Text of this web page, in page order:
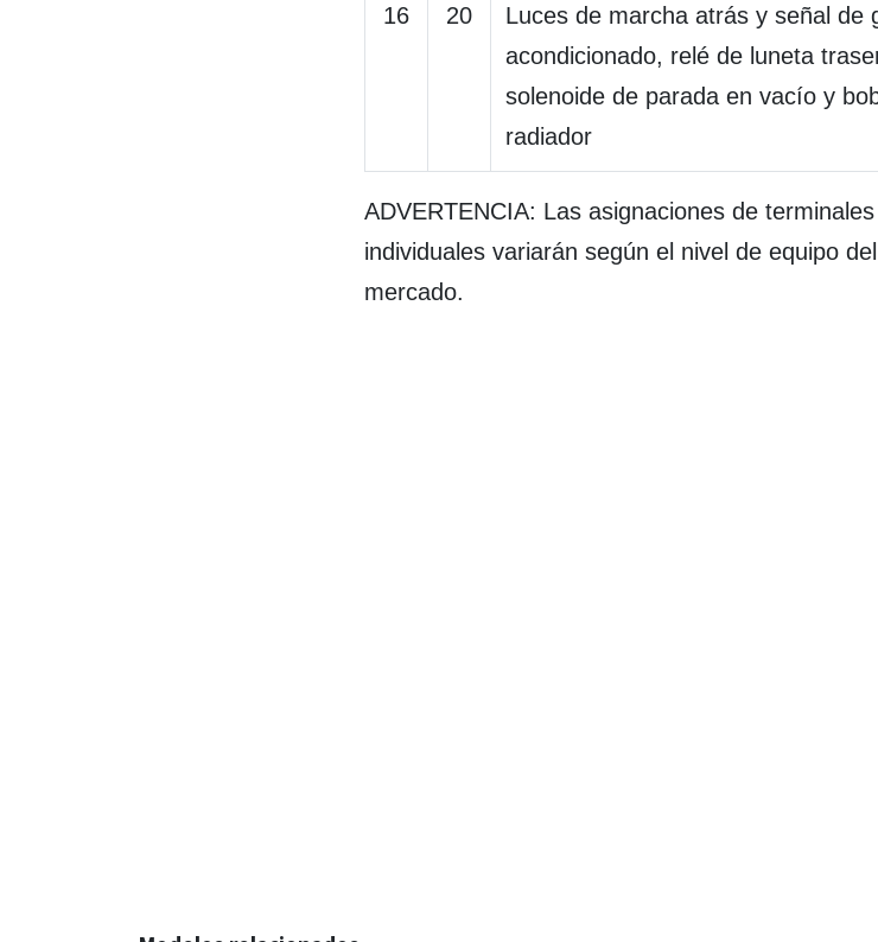
16 20
Luces de marcha atrás y señal de
acondicionado, relé de luneta
solenoide de parada en vacío y
radiador
ADVERTENCIA: Las asignaciones de
individuales variarán según el nivel de equipo
mercado.